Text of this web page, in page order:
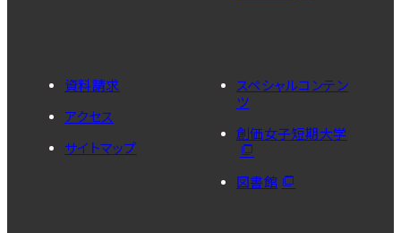
資料請求
アクセス
サイトマップ
スペシャルコンテン
ツ
創価女子短期大学
図書館